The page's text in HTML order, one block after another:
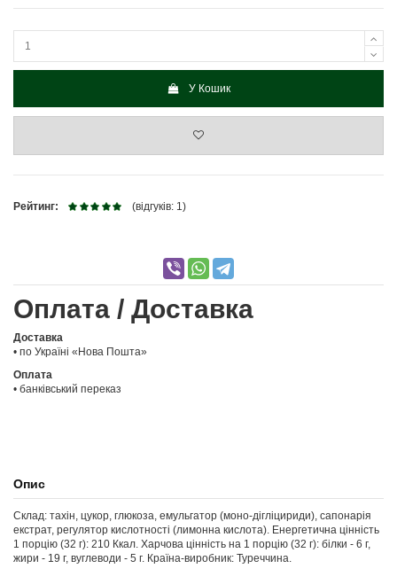
У Кошик
Рейтинг: (відгуків: 1)
Оплата / Доставка
Доставка
• по Україні «Нова Пошта»
Оплата
• банківський переказ
Опис
Склад: тахін, цукор, глюкоза, емульгатор (моно-дігліцириди), сапонарія
екстрат, регулятор кислотності (лимонна кислота). Енергетична цінність
1 порцію (32 г): 210 Ккал. Харчова цінність на 1 порцію (32 г): білки - 6 г,
жири - 19 г, вуглеводи - 5 г. Країна-виробник: Туреччина.